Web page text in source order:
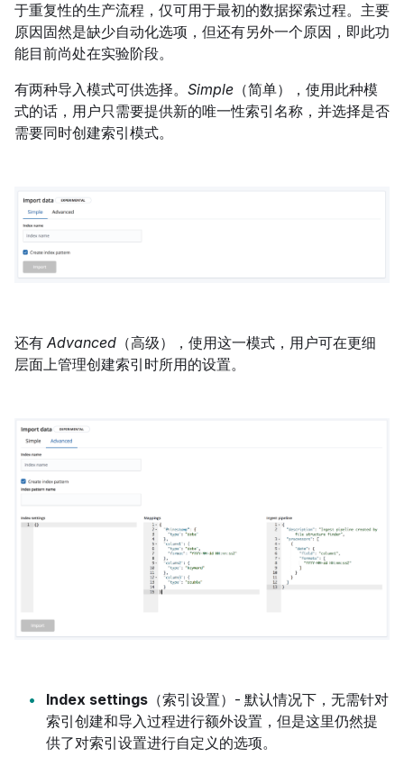
于重复性的生产流程，仅可用于最初的数据探索过程。主要
原因固然是缺少自动化选项，但还有另外一个原因，即此功
能目前尚处在实验阶段。
有两种导入模式可供选择。 Simple （简单），使用此种模
式的话，用户只需要提供新的唯一性索引名称，并选择是否
需要同时创建索引模式。
还有 Advanced （高级），使用这一模式，用户可在更细
层面上管理创建索引时所用的设置。
Index settings （索引设置）- 默认情况下，无需针对
索引创建和导入过程进行额外设置，但是这里仍然提
供了对索引设置进行自定义的选项。